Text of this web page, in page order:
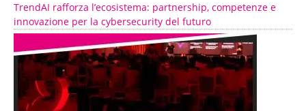
TrendAI rafforza l’ecosistema: partnership, competenze e
innovazione per la cybersecurity del futuro